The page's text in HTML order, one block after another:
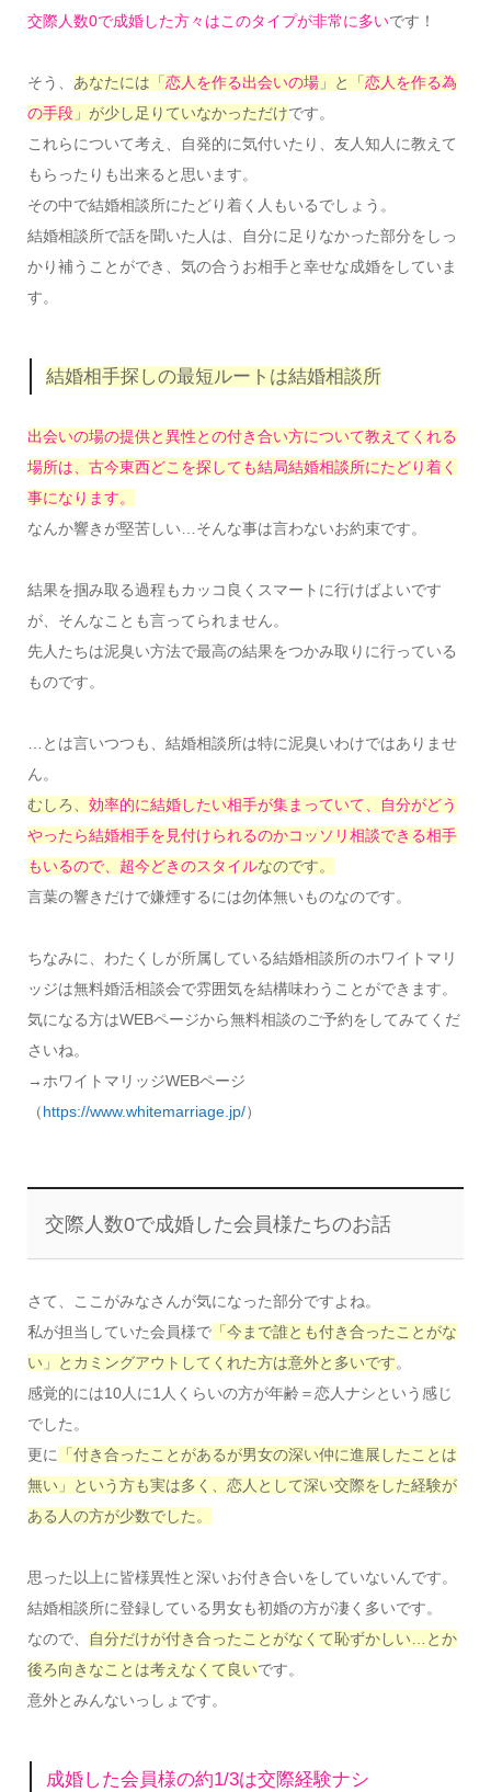
交際人数0で成婚した方々はこのタイプが非常に多いです！
そう、 あなたには「 恋人を作る出会いの場」と「 恋人を作る為
の手段」が少し足りていなかっただけです。
これらについて考え、自発的に気付いたり、友人知人に教えて
もらったりも出来ると思います。
その中で結婚相談所にたどり着く人もいるでしょう。
結婚相談所で話を聞いた人は、自分に足りなかった部分をしっ
かり補うことができ、気の合うお相手と幸せな成婚をしていま
す。
結婚相手探しの最短ルートは結婚相談所
出会いの場の提供と異性との付き合い方について教えてくれる
場所は、古今東西どこを探しても結局結婚相談所にたどり着く
事になります。
なんか響きが堅苦しい…そんな事は言わないお約束です。
結果を掴み取る過程もカッコ良くスマートに行けばよいです
が、そんなことも言ってられません。
先人たちは泥臭い方法で最高の結果をつかみ取りに行っている
ものです。
…とは言いつつも、結婚相談所は特に泥臭いわけではありませ
ん。
むしろ、 効率的に結婚したい相手が集まっていて、自分がどう
やったら結婚相手を見付けられるのかコッソリ相談できる相手
もいるので、超今どきのスタイルなのです。
言葉の響きだけで嫌煙するには勿体無いものなのです。
ちなみに、わたくしが所属している結婚相談所のホワイトマリ
ッジは無料婚活相談会で雰囲気を結構味わうことができます。
気になる方はWEBページから無料相談のご予約をしてみてくだ
さいね。
→ホワイトマリッジWEBページ
（https://www.whitemarriage.jp/）
交際人数0で成婚した会員様たちのお話
さて、ここがみなさんが気になった部分ですよね。
私が担当していた会員様で「今まで誰とも付き合ったことがな
い」とカミングアウトしてくれた方は意外と多いです。
感覚的には10人に1人くらいの方が年齢＝恋人ナシという感じ
でした。
更に
「付き合ったことがあるが男女の深い仲に進展したことは
無い」という方も実は多く、恋人として深い交際をした経験が
ある人の方が少数でした。
思った以上に皆様異性と深いお付き合いをしていないんです。
結婚相談所に登録している男女も初婚の方が凄く多いです。
なので、
自分だけが付き合ったことがなくて恥ずかしい…とか
後ろ向きなことは考えなくて良いです。
意外とみんないっしょです。
成婚した会員様の約1/3は交際経験ナシ